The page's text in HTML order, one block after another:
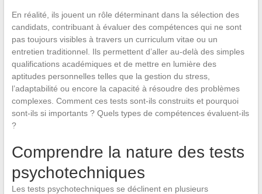
En réalité, ils jouent un rôle déterminant dans la sélection des
candidats, contribuant à évaluer des compétences qui ne sont
pas toujours visibles à travers un curriculum vitae ou un
entretien traditionnel. Ils permettent d’aller au-delà des simples
qualifications académiques et de mettre en lumière des
aptitudes personnelles telles que la gestion du stress,
l’adaptabilité ou encore la capacité à résoudre des problèmes
complexes. Comment ces tests sont-ils construits et pourquoi
sont-ils si importants ? Quels types de compétences évaluent-ils
?
Comprendre la nature des tests
psychotechniques
Les tests psychotechniques se déclinent en plusieurs